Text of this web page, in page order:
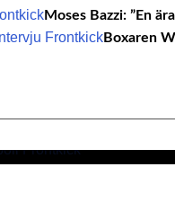
Moses Bazzi: ”En
Boxaren